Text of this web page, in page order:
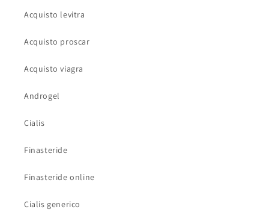
Acquisto levitra
Acquisto proscar
Acquisto viagra
Androgel
Cialis
Finasteride
Finasteride online
Cialis generico